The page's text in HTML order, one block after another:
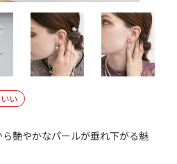
い
艶やかなパールが垂れ下がる魅